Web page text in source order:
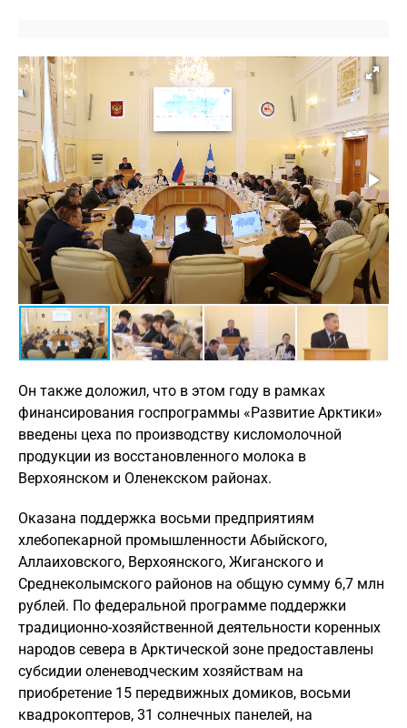
Он также доложил, что в этом году в рамках
финансирования госпрограммы «Развитие Арктики»
введены цеха по производству кисломолочной
продукции из восстановленного молока в
Верхоянском и Оленекском районах.
Оказана поддержка восьми предприятиям
хлебопекарной промышленности Абыйского,
Аллаиховского, Верхоянского, Жиганского и
Среднеколымского районов на общую сумму 6,7 млн
рублей. По федеральной программе поддержки
традиционно-хозяйственной деятельности коренных
народов севера в Арктической зоне предоставлены
субсидии оленеводческим хозяйствам на
приобретение 15 передвижных домиков, восьми
квадрокоптеров, 31 солнечных панелей, на